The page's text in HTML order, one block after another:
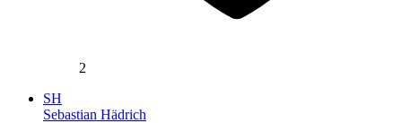
2
SH
Sebastian Hädrich